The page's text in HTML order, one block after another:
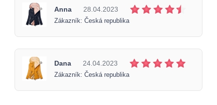
Anna 28.04.2023
Zákazník: Česká republika
Dana 24.04.2023
Zákazník: Česká republika